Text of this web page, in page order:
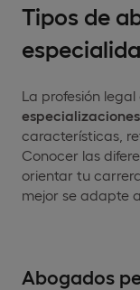
Tipos de
La profesión
especializaciones
características,
Conocer las
orientar tu
mejor se adapte
Abogados